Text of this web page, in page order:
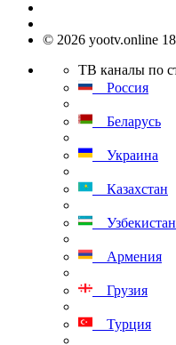
© 2026 yootv.online
ТВ каналы по
Россия
Беларусь
Украина
Казахстан
Узбекистан
Армения
Грузия
Турция